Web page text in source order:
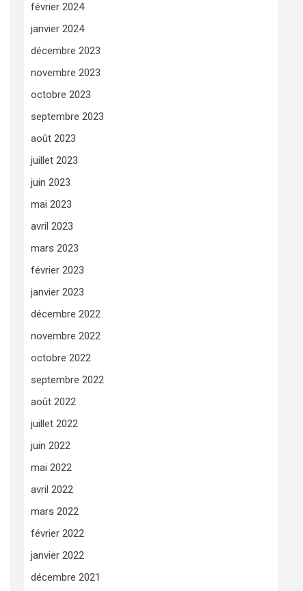
février 2024
janvier 2024
décembre 2023
novembre 2023
octobre 2023
septembre 2023
août 2023
juillet 2023
juin 2023
mai 2023
avril 2023
mars 2023
février 2023
janvier 2023
décembre 2022
novembre 2022
octobre 2022
septembre 2022
août 2022
juillet 2022
juin 2022
mai 2022
avril 2022
mars 2022
février 2022
janvier 2022
décembre 2021